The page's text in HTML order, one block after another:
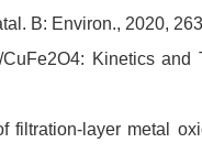
B: Environ., 2020,
Kinetics and
filtration-layer metal